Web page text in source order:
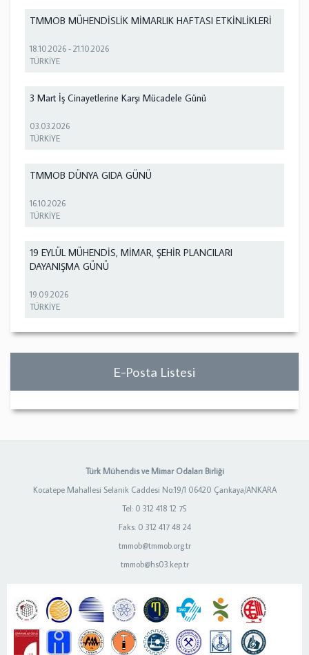
TMMOB MÜHENDİSLİK MİMARLIK HAFTASI ETKİNLİKLERİ
18.10.2026 -21.10.2026
TÜRKİYE
3 Mart İş Cinayetlerine Karşı Mücadele Günü
03.03.2026
TÜRKİYE
TMMOB DÜNYA GIDA GÜNÜ
16.10.2026
TÜRKİYE
19 EYLÜL MÜHENDİS, MİMAR, ŞEHİR PLANCILARI
DAYANIŞMA GÜNÜ
19.09.2026
TÜRKİYE
E-Posta Listesi
Türk Mühendis ve Mimar Odaları Birliği
Kocatepe Mahallesi Selanik Caddesi No:19/1 06420 Çankaya/ANKARA
Tel: 0 312 418 12 75
Faks: 0 312 417 48 24
tmmob@tmmob.org.tr
tmmob@hs03.kep.tr